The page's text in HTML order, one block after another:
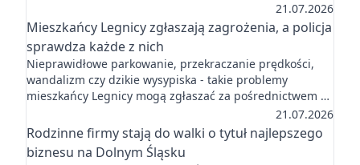
21.07.2026
Mieszkańcy Legnicy zgłaszają zagrożenia, a policja
sprawdza każde z nich
Nieprawidłowe parkowanie, przekraczanie prędkości,
wandalizm czy dzikie wysypiska - takie problemy
mieszkańcy Legnicy mogą zgłaszać za pośrednictwem …
21.07.2026
Rodzinne firmy stają do walki o tytuł najlepszego
biznesu na Dolnym Śląsku